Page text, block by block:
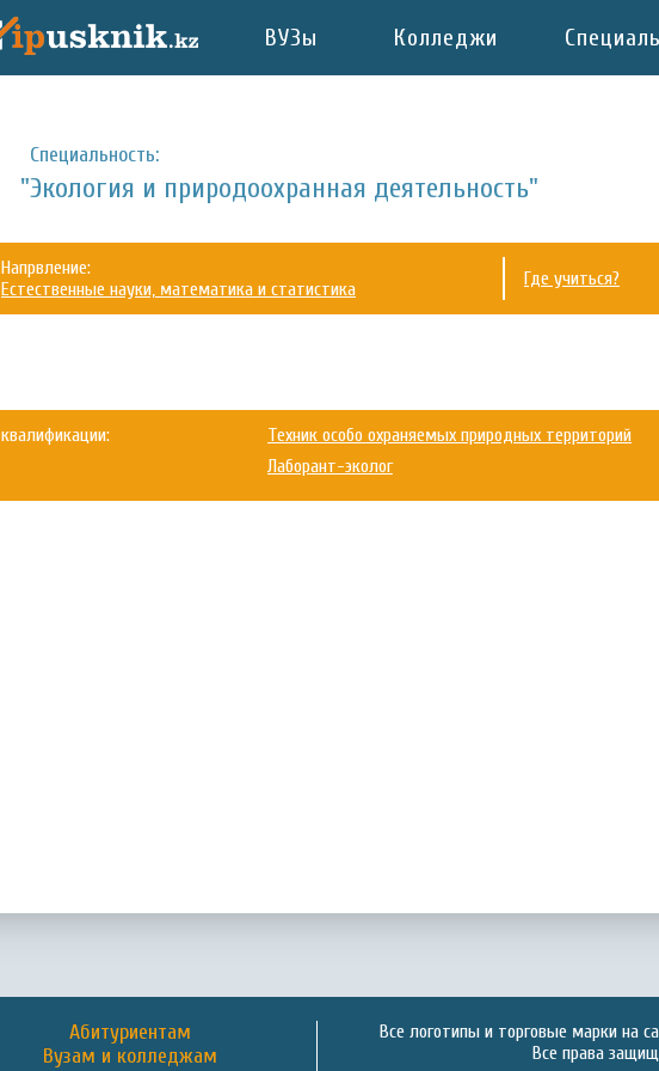
ВУЗы Колледжи
Специальность:
"Экология и природоохранная деятельность"
Напрвление:
Естественные науки, математика и статистика
Где учиться?
квалификации:
Техник особо охраняемых природных территорий
Лаборант-эколог
Абитуриентам
Вузам и колледжам
Все логотипы и торговые марки на
Все права